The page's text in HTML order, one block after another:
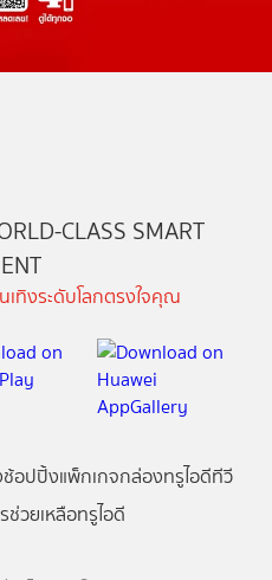
CLASS SMART
ทิงระดับโลกตรงใจคุณ
ช้อปปิ้งแพ็กเกจกล่องทรูไอดีทีวี
ช่วยเหลือทรูไอดี